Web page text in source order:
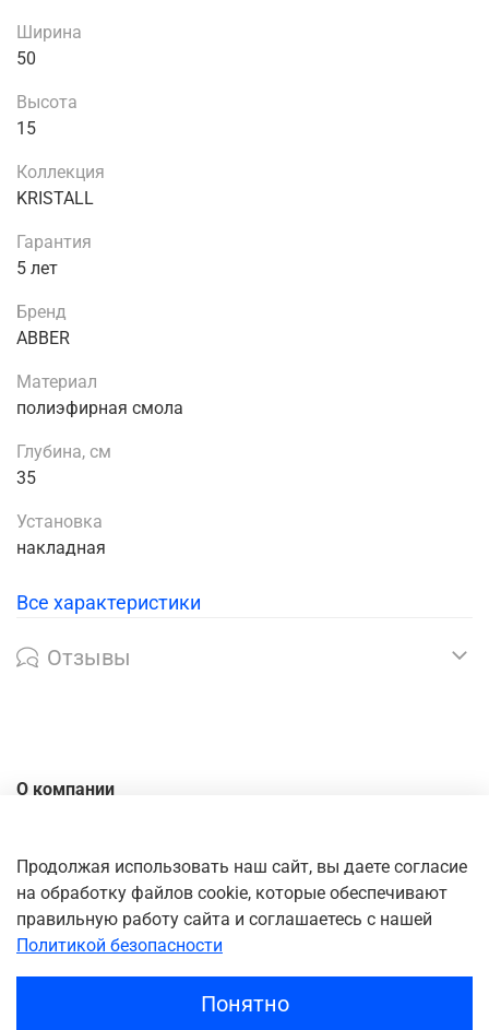
Ширина
50
Высота
15
Коллекция
KRISTALL
Гарантия
5 лет
Бренд
ABBER
Материал
полиэфирная смола
Глубина, см
35
Установка
накладная
Все характеристики
Отзывы
О компании
Доставка
Оплата
Личный кабинет
Продолжая использовать наш сайт, вы даете согласие
на обработку файлов cookie, которые обеспечивают
правильную работу сайта и соглашаетесь с нашей
Политикой безопасности
Понятно